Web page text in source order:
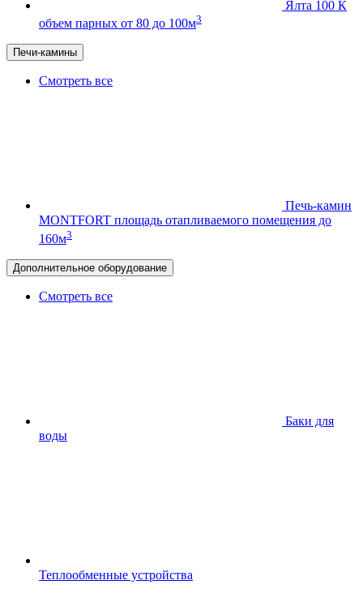
Ялта 100 К
объем парных от 80 до 100м3
Печи-камины
Смотреть все
Печь-камин
MONTFORT площадь отапливаемого помещения до
160м3
Дополнительное оборудование
Смотреть все
Баки для
воды
Теплообменные устройства